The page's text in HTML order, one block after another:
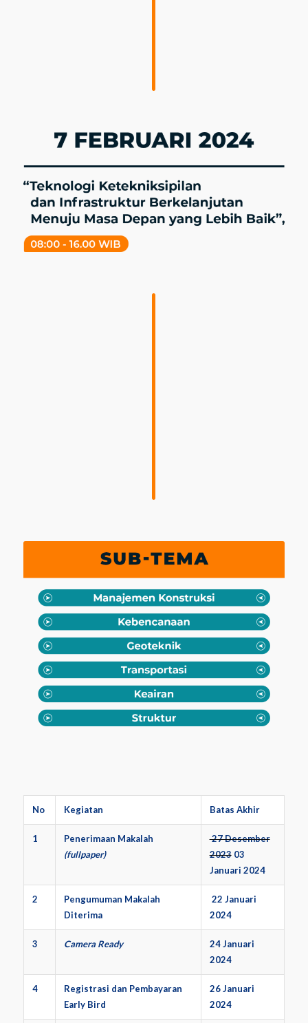
No Kegiatan Batas Akhir
1
Penerimaan Makalah
(fullpaper)
27 Desember
202303
Januari 2024
2
Pengumuman Makalah
Diterima
22 Januari
2024
3 Camera Ready
24 Januari
2024
4
Registrasi dan Pembayaran
Early Bird
26 Januari
2024